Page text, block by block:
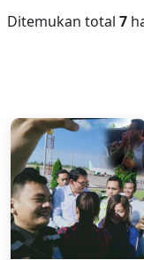
Ditemukan total 7